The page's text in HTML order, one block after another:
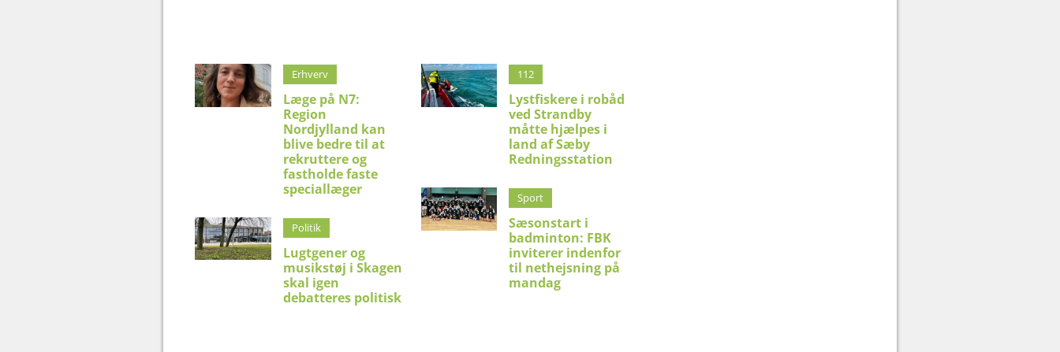
Erhverv
Læge på N7:
Region
Nordjylland kan
blive bedre til at
rekruttere og
fastholde faste
speciallæger
Politik
Lugtgener og
musikstøj i Skagen
skal igen
debatteres politisk
112
Lystfiskere i robåd
ved Strandby
måtte hjælpes i
land af Sæby
Redningsstation
Sport
Sæsonstart i
badminton: FBK
inviterer indenfor
til nethejsning på
mandag